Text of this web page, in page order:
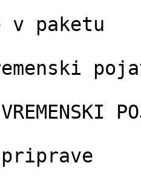
v paketu
priprave